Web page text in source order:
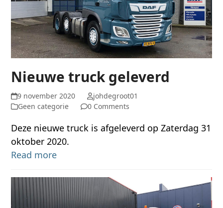
Nieuwe truck geleverd
9 november 2020
johdegroot01
Geen categorie
0 Comments
Deze nieuwe truck is afgeleverd op Zaterdag 31
oktober 2020.
Read more